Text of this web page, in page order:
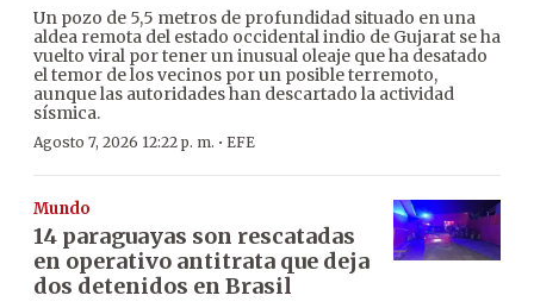
Un pozo de 5,5 metros de profundidad situado en una
aldea remota del estado occidental indio de Gujarat se ha
vuelto viral por tener un inusual oleaje que ha desatado
el temor de los vecinos por un posible terremoto,
aunque las autoridades han descartado la actividad
sísmica.
Agosto 7, 2026 12:22 p. m. · EFE
Mundo
14 paraguayas son rescatadas
en operativo antitrata que deja
dos detenidos en Brasil